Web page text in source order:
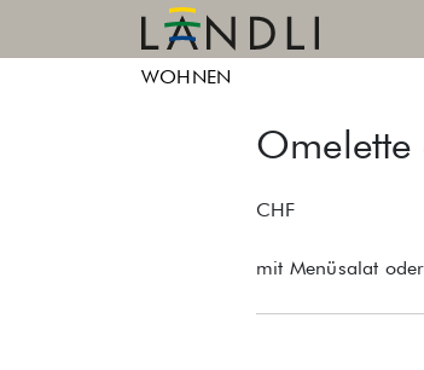
Ländli
Züri
Ländli
Züri
WOHNEN
Omelette
CHF
mit Menüsalat